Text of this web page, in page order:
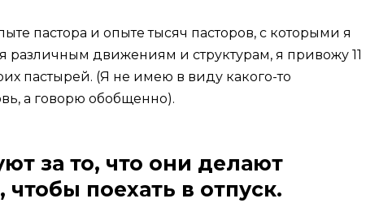
пастора и опыте тысяч пасторов, с которыми я
различным движениям и структурам, я привожу 11
пастырей. (Я не имею в виду какого-то
а говорю обобщенно).
за то, что они делают
поехать в отпуск.